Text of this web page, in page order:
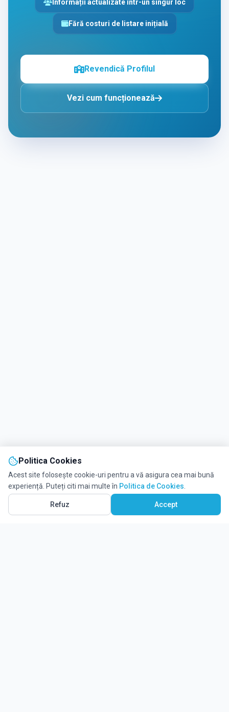
Informații actualizate într-un singur loc
Fără costuri de listare inițială
Revendică Profilul
Vezi cum funcționează
Politica Cookies
Acest site folosește cookie-uri pentru a vă asigura cea mai bună
experiență. Puteți citi mai multe în Politica de Cookies
Refuz Accept